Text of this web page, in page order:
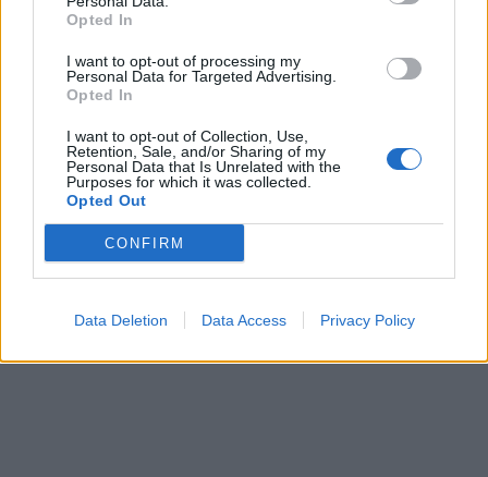
Opted In
I want to opt-out of processing my
Personal Data for Targeted Advertising.
Opted In
I want to opt-out of Collection, Use,
Retention, Sale, and/or Sharing of my
Personal Data that Is Unrelated with the
Purposes for which it was collected.
Opted Out
CONFIRM
Data Deletion Data Access Privacy Policy